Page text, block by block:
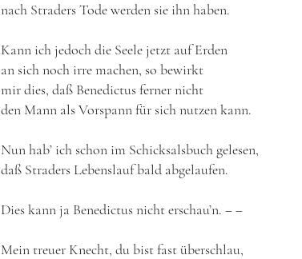
nach Straders Tode werden sie ihn haben.
Kann ich jedoch die Seele jetzt auf Erden
an sich noch irre machen, so bewirkt
mir dies, daß Benedictus ferner nicht
den Mann als Vorspann für sich nutzen kann.
Nun hab’ ich schon im Schicksalsbuch gelesen,
daß Straders Lebenslauf bald abgelaufen.
Dies kann ja Benedictus nicht erschau’n. ‒ ‒
Mein treuer Knecht, du bist fast überschlau,